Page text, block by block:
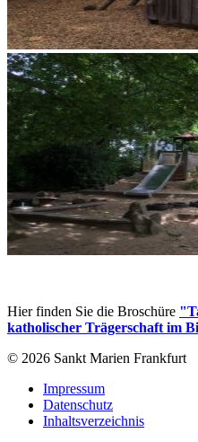
Hier finden Sie die Broschüre
katholischer Trägerschaft im
© 2026 Sankt Marien Frankfurt
Impressum
Datenschutz
Inhaltsverzeichnis